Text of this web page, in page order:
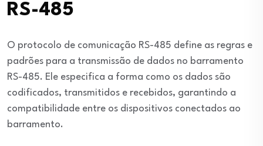
RS-485
O protocolo de comunicação RS-485 define as regras e
padrões para a transmissão de dados no barramento
RS-485. Ele especifica a forma como os dados são
codificados, transmitidos e recebidos, garantindo a
compatibilidade entre os dispositivos conectados ao
barramento.